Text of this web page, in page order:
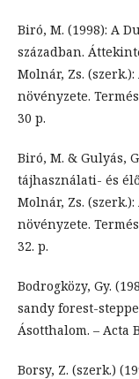
Biró, M. (1998): A
században.
Molnár, Zs.
növényzete.
30 p.
Biró, M. & Gulyás,
tájhasználati- és
Molnár, Zs.
növényzete.
32. p.
Bodrogközy, Gy.
sandy forest-
Ásotthalom. – Acta
Borsy, Z. (szerk.)